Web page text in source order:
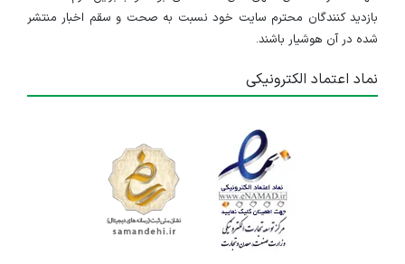
بازدید کنندگان محترم سایت خود نسبت به صحت و سقم اخبار منتشر
شده در آن هوشیار باشند.
نماد اعتماد الکترونیکی